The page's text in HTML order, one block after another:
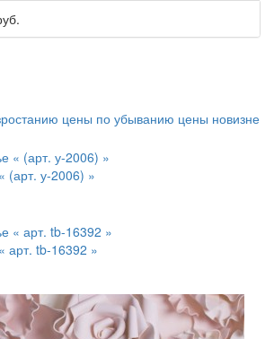
цены по убыванию цены новизне
(арт. у-2006) »
арт. tb-16392 »